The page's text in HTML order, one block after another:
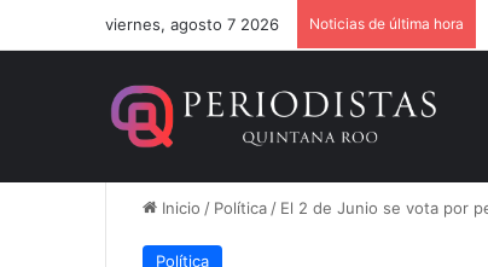
viernes, agosto 7 2026 Noticias de última hora
Inicio / Política / El 2 de Junio se vota por
Política